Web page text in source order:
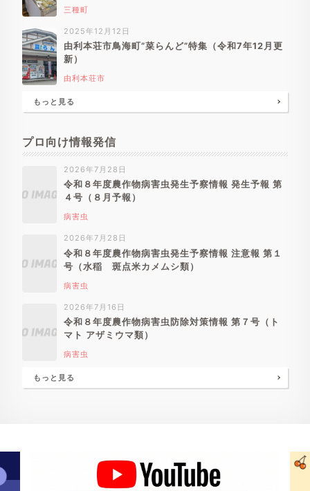
三種町
2025年12月12日
由利本荘市鳥海町”菜らんど”特集（令和7年12月更
新）
由利本荘市
もっと見る
プロ向け情報発信
2026年7月28日
令和８年度農作物病害虫発生予察情報 発生予報 第
４号（８月予報）
病害虫
2026年7月28日
令和８年度農作物病害虫発生予察情報 注意報 第１
号（水稲 斑点米カメムシ類）
病害虫
2026年7月16日
令和８年度農作物病害虫防除対策情報 第７号（ト
マト アザミウマ類）
病害虫
もっと見る